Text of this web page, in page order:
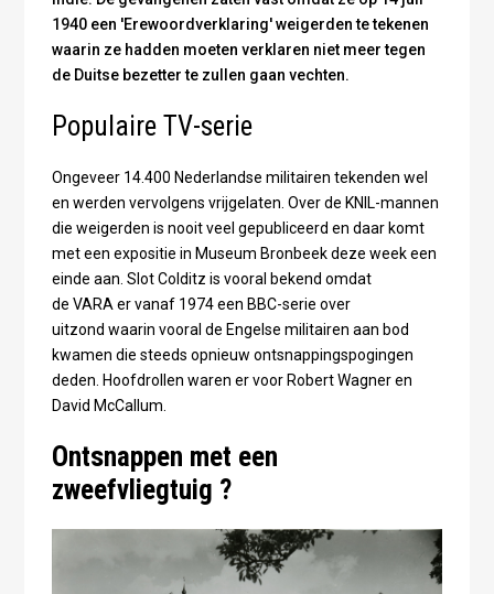
1940 een 'Erewoordverklaring' weigerden te tekenen
waarin ze hadden moeten verklaren niet meer tegen
de Duitse bezetter te zullen gaan vechten.
Populaire TV-serie
Ongeveer 14.400 Nederlandse militairen tekenden wel
en werden vervolgens vrijgelaten. Over de KNIL-mannen
die weigerden is nooit veel gepubliceerd en daar komt
met een expositie in Museum Bronbeek deze week een
einde aan. Slot Colditz is vooral bekend omdat
de VARA er vanaf 1974 een BBC-serie over
uitzond waarin vooral de Engelse militairen aan bod
kwamen die steeds opnieuw ontsnappingspogingen
deden. Hoofdrollen waren er voor Robert Wagner en
David McCallum.
Ontsnappen met een
zweefvliegtuig ?